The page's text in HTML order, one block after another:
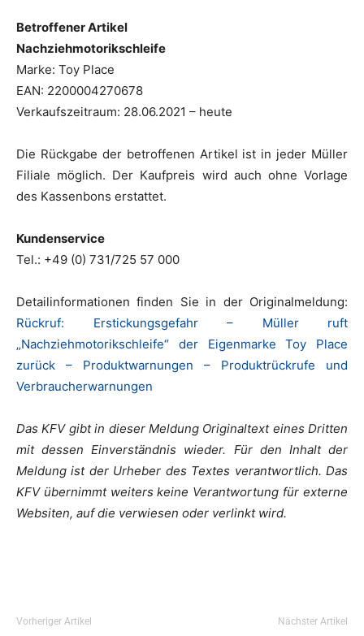
Betroffener Artikel
Nachziehmotorikschleife
Marke: Toy Place
EAN: 2200004270678
Verkaufszeitraum: 28.06.2021 – heute
Die Rückgabe der betroffenen Artikel ist in jeder Müller
Filiale möglich. Der Kaufpreis wird auch ohne Vorlage
des Kassenbons erstattet.
Kundenservice
Tel.: +49 (0) 731/725 57 000
Detailinformationen finden Sie in der Originalmeldung:
Rückruf: Erstickungsgefahr – Müller ruft
„Nachziehmotorikschleife“ der Eigenmarke Toy Place
zurück – Produktwarnungen – Produktrückrufe und
Verbraucherwarnungen
Das KFV gibt in dieser Meldung Originaltext eines Dritten
mit dessen Einverständnis wieder. Für den Inhalt der
Meldung ist der Urheber des Textes verantwortlich. Das
KFV übernimmt weiters keine Verantwortung für externe
Websiten, auf die verwiesen oder verlinkt wird.
Vorheriger Artikel Nächster Artikel